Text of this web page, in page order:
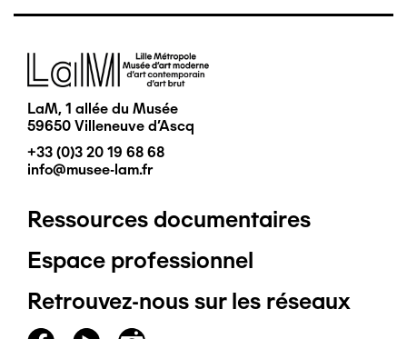
Image
LaM, 1 allée du Musée
59650 Villeneuve d'Ascq
+33 (0)3 20 19 68 68
info@musee-lam.fr
Pied
de
page
Ressources documentaires
Espace professionnel
Retrouvez-nous sur les réseaux